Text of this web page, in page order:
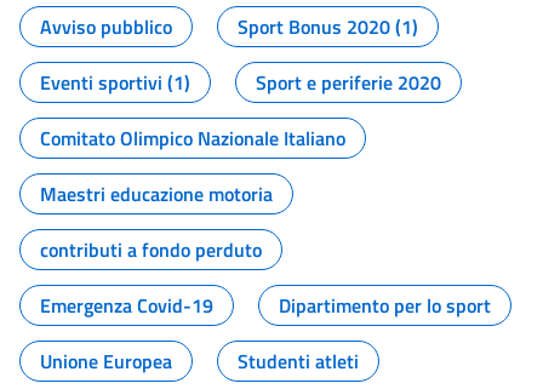
Avviso pubblico
Sport Bonus 2020 (1)
Eventi sportivi (1)
Sport e periferie 2020
Comitato Olimpico Nazionale Italiano
Maestri educazione motoria
contributi a fondo perduto
Emergenza Covid-19
Dipartimento per lo sport
Unione Europea
Studenti atleti